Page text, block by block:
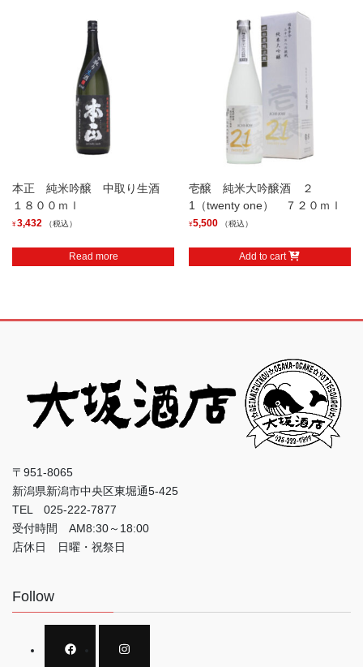
本正 純米吟醸 中取り生酒
１８００ｍｌ
¥3,432 （税込）
Read more
壱醸 純米大吟醸酒 ２
1（twenty one） ７２０ｍｌ
¥5,500 （税込）
Add to cart
〒951-8065
新潟県新潟市中央区東堀通5-425
TEL 025-222-7877
受付時間 AM8:30～18:00
店休日 日曜・祝祭日
Follow